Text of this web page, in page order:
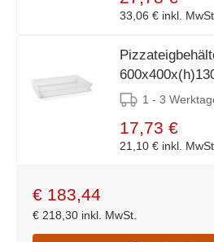
33,06 € inkl. MwSt.
1 - 3
17,73 €
21,10 € inkl. MwSt.
€ 183,44
€ 218,30 inkl. MwSt.